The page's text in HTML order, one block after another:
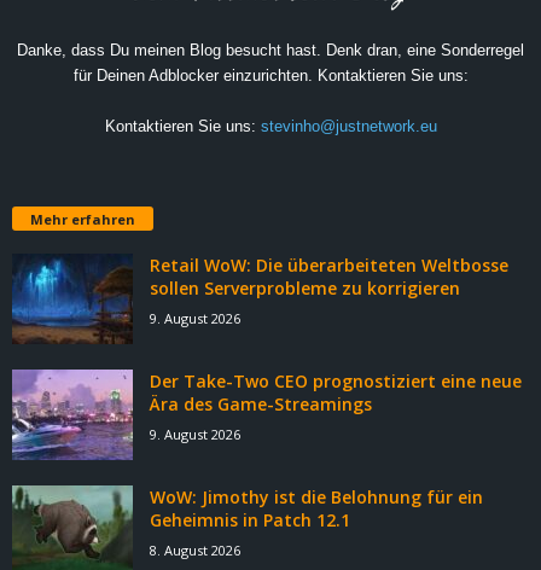
Danke, dass Du meinen Blog besucht hast. Denk dran, eine Sonderregel
für Deinen Adblocker einzurichten. Kontaktieren Sie uns:
Kontaktieren Sie uns: stevinho@justnetwork.eu
Mehr erfahren
Retail WoW: Die überarbeiteten Weltbosse
sollen Serverprobleme zu korrigieren
9. August 2026
Der Take-Two CEO prognostiziert eine neue
Ära des Game-Streamings
9. August 2026
WoW: Jimothy ist die Belohnung für ein
Geheimnis in Patch 12.1
8. August 2026